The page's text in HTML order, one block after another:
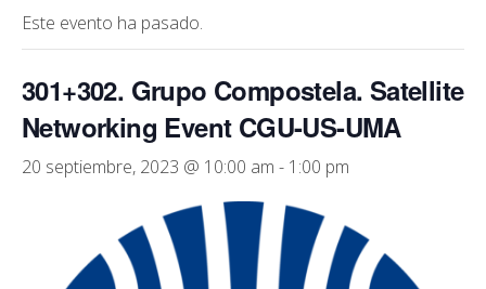
Este evento ha pasado.
301+302. Grupo Compostela. Satellite
Networking Event CGU-US-UMA
20 septiembre, 2023 @ 10:00 am - 1:00 pm